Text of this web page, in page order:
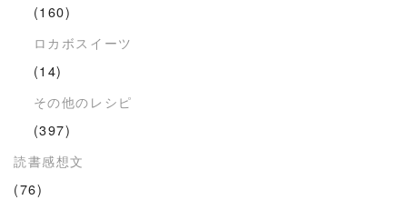
(160)
ロカボスイーツ
(14)
その他のレシピ
(397)
読書感想文
(76)